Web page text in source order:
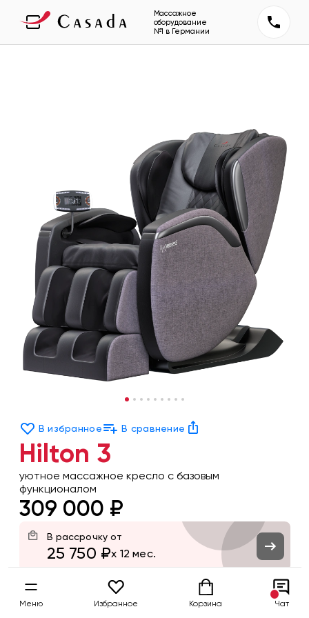
Массажное
оборудование
№1 в Германии
В избранное В сравнение
Hilton 3
уютное массажное кресло с базовым
функционалом
309 000 ₽
В рассрочку от
25 750 ₽x 12 мес.
Цвет
Меню Избранное Корзина Чат